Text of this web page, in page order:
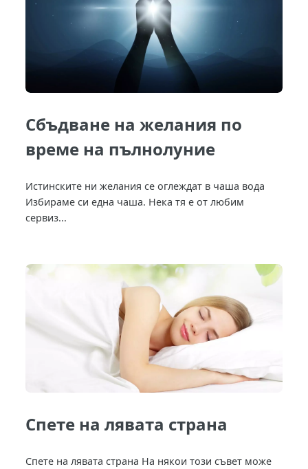
Сбъдване на желания по
време на пълнолуние
Истинските ни желания се оглеждат в чаша вода
Избираме си една чаша. Нека тя е от любим
сервиз...
Спете на лявата страна
Спете на лявата страна На някои този съвет може